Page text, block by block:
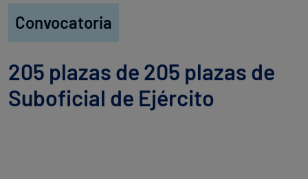
Convocatoria
205 plazas de 205 plazas de
Suboficial de Ejército